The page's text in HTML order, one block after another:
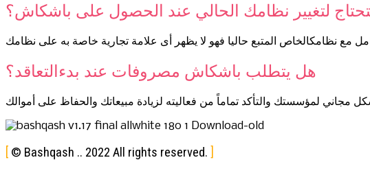
لتغيير نظامك الحالي عند الحصول على باشكاش؟
هل يتطلب باشكاش مصروفات عند بدءالتعاقد؟
© Bashqash .. 2022 All rights reserved.